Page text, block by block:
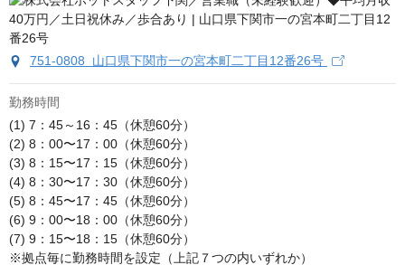
751-0808 山口県下関市一の宮本町二丁目12番26号
勤務時間
(1) 7：45～16：45（休憩60分）
(2) 8：00〜17：00（休憩60分）
(3) 8：15〜17：15（休憩60分）
(4) 8：30〜17：30（休憩60分）
(5) 8：45〜17：45（休憩60分）
(6) 9：00〜18：00（休憩60分）
(7) 9：15〜18：15（休憩60分）
※拠点毎に勤務時間を設定（上記７つの内いずれか）